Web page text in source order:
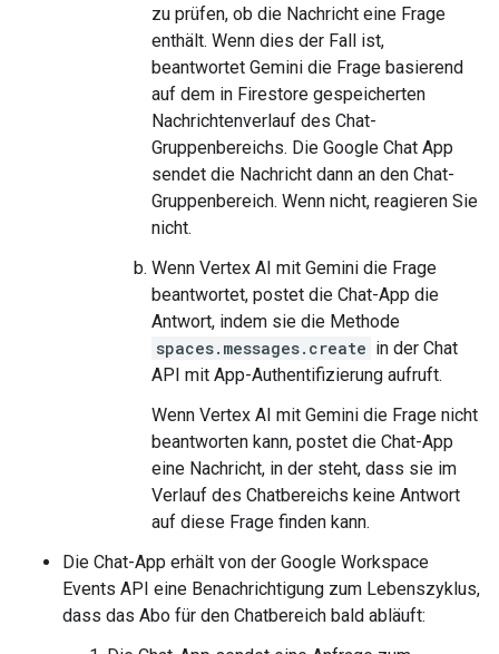
zu prüfen, ob die Nachricht eine Frage
enthält. Wenn dies der Fall ist,
beantwortet Gemini die Frage basierend
auf dem in Firestore gespeicherten
Nachrichtenverlauf des Chat-
Gruppenbereichs. Die Google Chat App
sendet die Nachricht dann an den Chat-
Gruppenbereich. Wenn nicht, reagieren Sie
nicht.
Wenn Vertex AI mit Gemini die Frage
beantwortet, postet die Chat-App die
Antwort, indem sie die Methode
spaces.messages.create in der Chat
API mit App-Authentifizierung aufruft.
Wenn Vertex AI mit Gemini die Frage nicht
beantworten kann, postet die Chat-App
eine Nachricht, in der steht, dass sie im
Verlauf des Chatbereichs keine Antwort
auf diese Frage finden kann.
Die Chat-App erhält von der Google Workspace
Events API eine Benachrichtigung zum Lebenszyklus,
dass das Abo für den Chatbereich bald abläuft: